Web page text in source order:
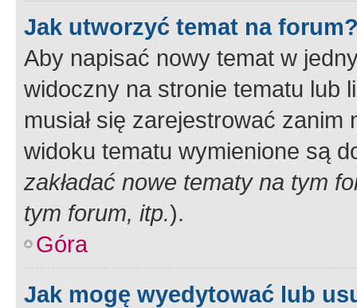
Jak utworzyć temat na
Aby napisać nowy temat w
widoczny na stronie tematu lub
musiał się zarejestrować
widoku tematu wymienione są
zakładać nowe tematy na tym
tym forum, itp.).
Góra
Jak mogę wyedytować lub